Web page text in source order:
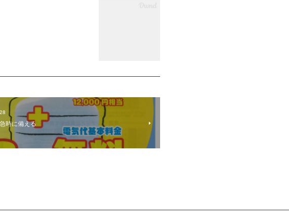
時に備える